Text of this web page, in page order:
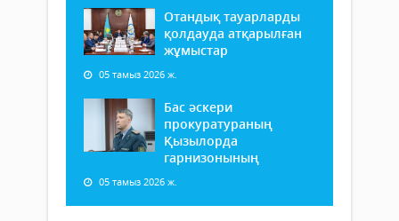
Отандық тауарларды
қолдауда атқарылған
жұмыстар
05 тамыз 2026 ж.
Бас әскери
прокуратураның
Қызылорда
гарнизонының
05 тамыз 2026 ж.